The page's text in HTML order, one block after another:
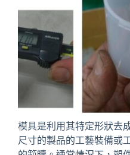
模具是利用其特定形狀去
尺寸的製品的工藝裝備或